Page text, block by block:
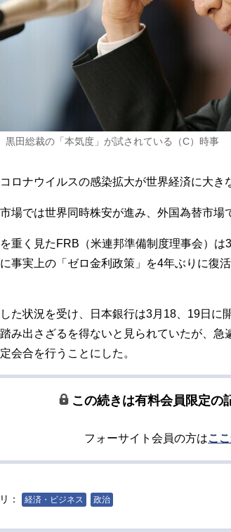
黒田総裁の「本気度」が試されている（C）時事
ロナウイルスの感染拡大が世界経済に大き
場では世界同時株安が進み、外国為替市場
重く見たFRB（米連邦準備制度理事会）は
事実上の「ゼロ金利政策」を4年ぶりに復
た状況を受け、日本銀行は3月18、19日に
み出さざるを得ないと見られていたが、急
会合を行うことにした。
この続きは有料会員限定の
フォーサイト会員の方はこ
： 経済・ビジネス 政治